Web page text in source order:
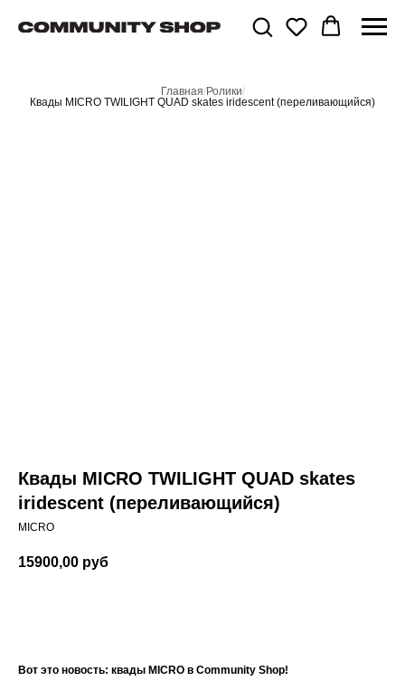
Главная/Ролики/
Квады MICRO TWILIGHT QUAD skates iridescent (переливающийся)
Квады MICRO TWILIGHT QUAD skates
iridescent (переливающийся)
MICRO
15900,00 руб
Вот это новость: квады MICRO в Community Shop!